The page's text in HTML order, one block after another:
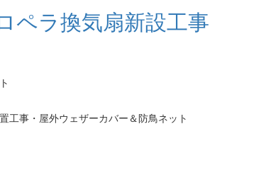
ペラ換気扇新設工事
工事・屋外ウェザーカバー＆防鳥ネット